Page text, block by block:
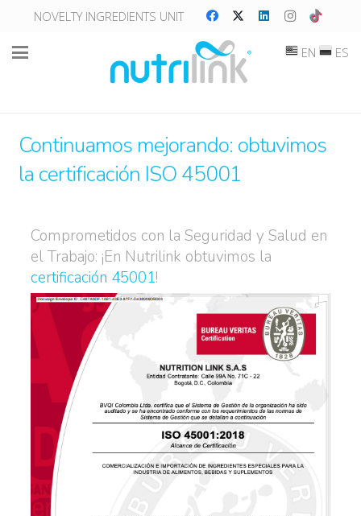
NOVELTY INGREDIENTS UNIT
EN ES
Continuamos mejorando: obtuvimos
la certificación ISO 45001
Comprometidos con la Seguridad y Salud en
el Trabajo: ¡En Nutrilink obtuvimos la
certificación 45001!